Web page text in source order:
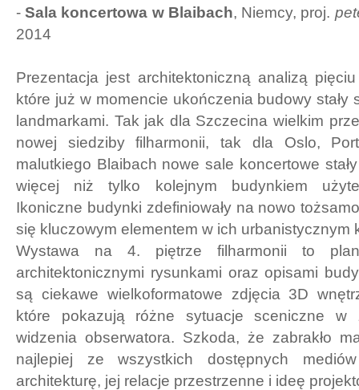
-Sala koncertowa w Blaibach, Niemcy, proj.
2014
Prezentacja jest architektoniczną analizą
które już w momencie ukończenia budowy stały
landmarkami. Tak jak dla Szczecina wielkim
nowej siedziby filharmonii, tak dla Oslo,
malutkiego Blaibach nowe sale koncertowe
więcej niż tylko kolejnym budynkiem
Ikoniczne budynki zdefiniowały na nowo
się kluczowym elementem w ich urbanistycznym
Wystawa na 4. piętrze filharmonii to
architektonicznymi rysunkami oraz opisami
są ciekawe wielkoformatowe zdjęcia 3D
które pokazują różne sytuacje sceniczne w
widzenia obserwatora. Szkoda, że zabrakło
najlepiej ze wszystkich dostępnych
architekturę, jej relacje przestrzenne i ideę